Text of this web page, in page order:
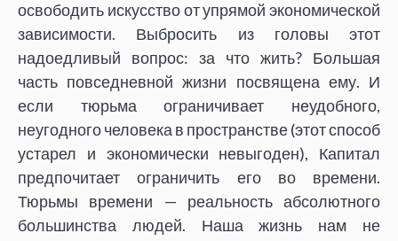
освободить искусство от упрямой экономической
зависимости. Выбросить из головы этот
надоедливый вопрос: за что жить? Большая
часть повседневной жизни посвящена ему. И
если тюрьма ограничивает неудобного,
неугодного человека в пространстве (этот способ
устарел и экономически невыгоден), Капитал
предпочитает ограничить его во времени.
Тюрьмы времени — реальность абсолютного
большинства людей. Наша жизнь нам не